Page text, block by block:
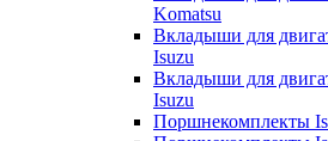
Komatsu
Вкладыши для
Isuzu
Вкладыши для
Isuzu
Поршнекомплекты